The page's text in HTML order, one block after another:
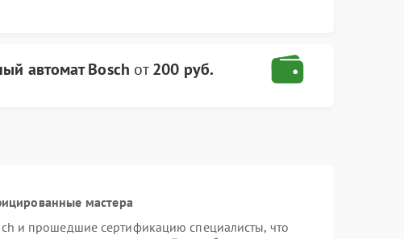
автомат Bosch от200 руб.
мастера
и прошедшие сертификацию специалисты, что